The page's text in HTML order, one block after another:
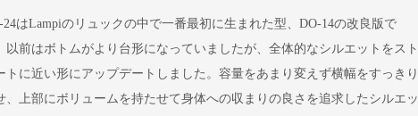
24はLampiのリュックの中で一番最初に生まれた型、DO-14の改良版で
以前はボトムがより台形になっていましたが、全体的なシルエットをスト
トに近い形にアップデートしました。容量をあまり変えず横幅をすっきり
、上部にボリュームを持たせて身体への収まりの良さを追求したシルエッ